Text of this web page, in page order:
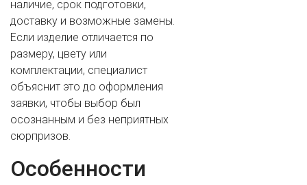
ВАШЕ ИМЯ
наличие, срок подготовки,
доставку и возможные замены.
Если изделие отличается по
размеру, цвету или
комплектации, специалист
объяснит это до оформления
заявки, чтобы выбор был
осознанным и без неприятных
сюрпризов.
Особенности